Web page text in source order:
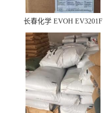
长春化学 EVOH EV3201F